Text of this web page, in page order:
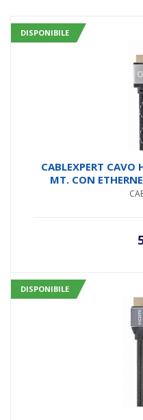
DISPONIBILE
CABLEXPERT
MT. CON
DISPONIBILE